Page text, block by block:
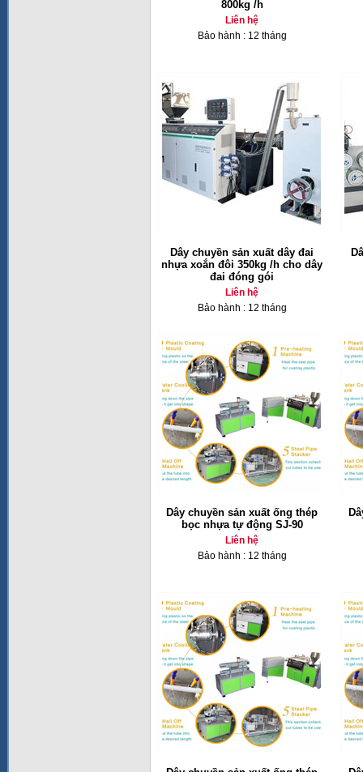
800kg /h
Liên hệ
Bảo hành : 12 tháng
Dây chuyền sản xuất dây đai
nhựa xoắn đôi 350kg /h cho dây
đai đóng gói
Liên hệ
Bảo hành : 12 tháng
Dây chuyền sản xuất ống thép
bọc nhựa tự động SJ-90
Liên hệ
Bảo hành : 12 tháng